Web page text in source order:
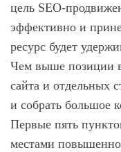
цель SEO-
эффективно и
ресурс будет
Чем выше позиции
сайта и отдельных
и собрать большое
Первые пять
местами